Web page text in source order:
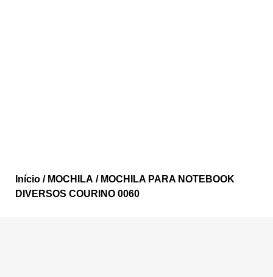
Início / MOCHILA / MOCHILA PARA NOTEBOOK
DIVERSOS COURINO 0060